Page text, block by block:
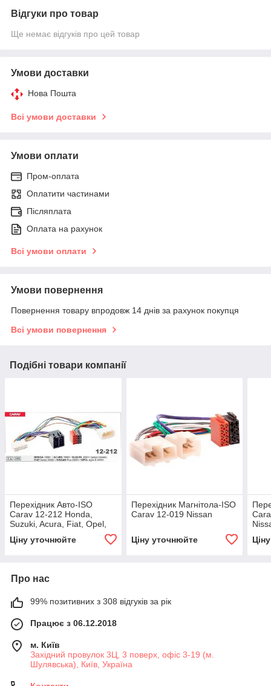
Відгуки про товар
Ще немає відгуків про цей товар
Умови доставки
Нова Пошта
Всі умови доставки
Умови оплати
Пром-оплата
Оплатити частинами
Післяплата
Оплата на рахунок
Всі умови оплати
Умови повернення
Повернення товару впродовж 14 днів за рахунок покупця
Всі умови повернення
Подібні товари компанії
Перехідник Авто-ISO
Carav 12-212 Honda,
Suzuki, Acura, Fiat, Opel,
Ціну уточнюйте
Перехідник Магнітола-ISO
Carav 12-019 Nissan
Ціну уточнюйте
Про нас
99% позитивних з 308 відгуків за рік
Працює з 06.12.2018
м. Київ
Західний провулок 3Ц, 3 поверх, офіс 3-19 (м.
Шулявська), Київ, Україна